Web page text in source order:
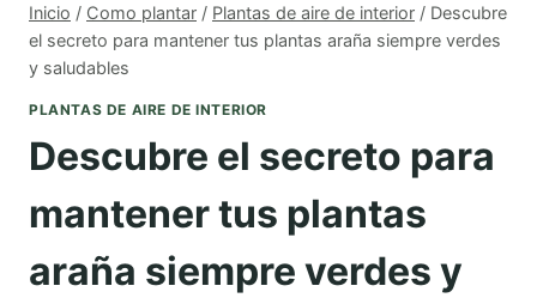
Inicio / Como plantar / Plantas de aire de interior / Descubre
el secreto para mantener tus plantas araña siempre verdes
y saludables
PLANTAS DE AIRE DE INTERIOR
Descubre el secreto para
mantener tus plantas
araña siempre verdes y